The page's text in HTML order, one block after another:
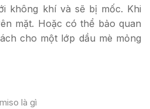
không khí và sẽ bị mốc. Khi
mặt. Hoặc có thể bảo quan
cho một lớp dầu mè mỏng
miso là gì